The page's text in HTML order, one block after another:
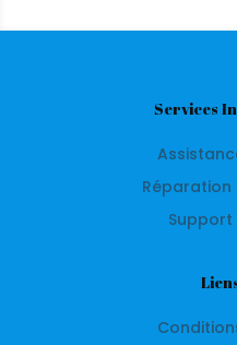
Services
Réparation
Support